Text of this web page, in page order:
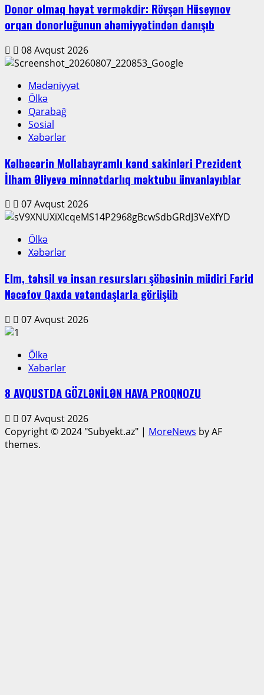
Donor olmaq həyat verməkdir: Rövşən Hüseynov
orqan donorluğunun əhəmiyyətindən danışıb
08 Avqust 2026
Mədəniyyət
Ölkə
Qarabağ
Sosial
Xəbərlər
Kəlbəcərin Mollabayramlı kənd sakinləri Prezident
İlham Əliyevə minnətdarlıq məktubu ünvanlayıblar
07 Avqust 2026
Ölkə
Xəbərlər
Elm, təhsil və insan resursları şöbəsinin müdiri Fərid
Nəcəfov Qaxda vətəndaşlarla görüşüb
07 Avqust 2026
Ölkə
Xəbərlər
8 AVQUSTDA GÖZLƏNİLƏN HAVA PROQNOZU
07 Avqust 2026
Copyright © 2024 "Subyekt.az" | MoreNews by AF
themes.